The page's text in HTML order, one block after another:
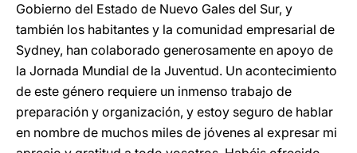
Gobierno del Estado de Nuevo Gales del Sur, y
también los habitantes y la comunidad empresarial de
Sydney, han colaborado generosamente en apoyo de
la Jornada Mundial de la Juventud. Un acontecimiento
de este género requiere un inmenso trabajo de
preparación y organización, y estoy seguro de hablar
en nombre de muchos miles de jóvenes al expresar mi